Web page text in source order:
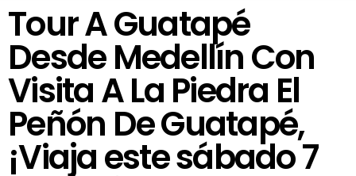
Tour A Guatapé
Desde Medellín Con
Visita A La Piedra El
Peñón De Guatapé,
¡Viaja este sábado 7